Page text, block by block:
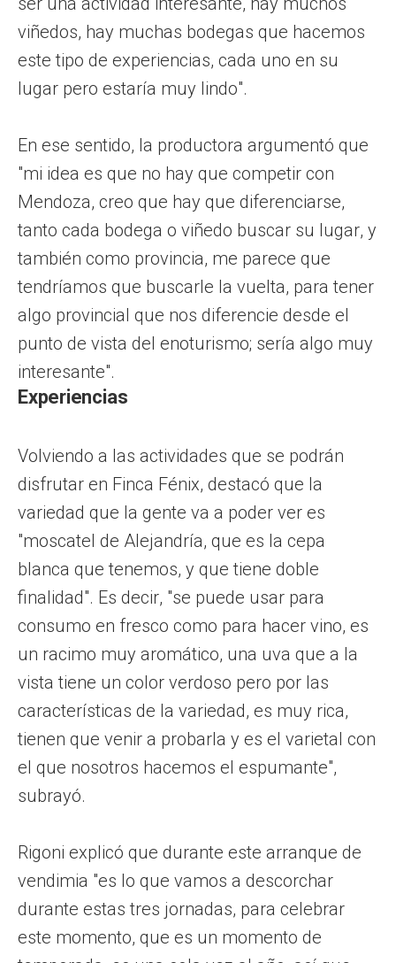
viñedos, hay muchas bodegas que hacemos
este tipo de experiencias, cada uno en su
lugar pero estaría muy lindo".
En ese sentido, la productora argumentó que
"mi idea es que no hay que competir con
Mendoza, creo que hay que diferenciarse,
tanto cada bodega o viñedo buscar su lugar, y
también como provincia, me parece que
tendríamos que buscarle la vuelta, para tener
algo provincial que nos diferencie desde el
punto de vista del enoturismo; sería algo muy
interesante".
Experiencias
Volviendo a las actividades que se podrán
disfrutar en Finca Fénix, destacó que la
variedad que la gente va a poder ver es
"moscatel de Alejandría, que es la cepa
blanca que tenemos, y que tiene doble
finalidad". Es decir, "se puede usar para
consumo en fresco como para hacer vino, es
un racimo muy aromático, una uva que a la
vista tiene un color verdoso pero por las
características de la variedad, es muy rica,
tienen que venir a probarla y es el varietal con
el que nosotros hacemos el espumante",
subrayó.
Rigoni explicó que durante este arranque de
vendimia "es lo que vamos a descorchar
durante estas tres jornadas, para celebrar
este momento, que es un momento de